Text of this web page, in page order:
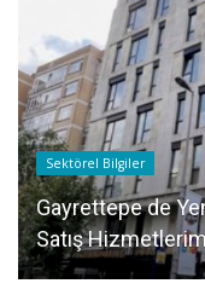
Sektörel Bilgiler
Gayrettepe de
Satış